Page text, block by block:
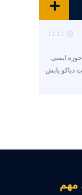
12:12
ایمنی
دیاکو پایش
مهم